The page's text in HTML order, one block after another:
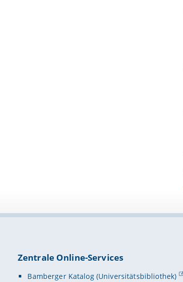
Zentrale Online-Services
Bamberger Katalog (Universitätsbibliothek)